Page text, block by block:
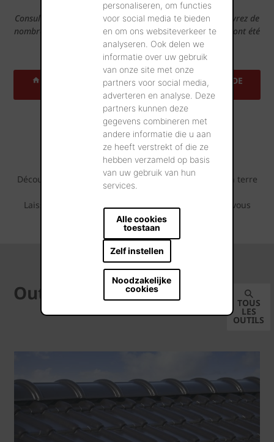
personaliseren, om functies
voor social media te bieden
en om ons websiteverkeer te
analyseren. Ook delen we
informatie over uw gebruik
van onze site met onze
partners voor social media,
adverteren en analyse. Deze
partners kunnen deze
gegevens combineren met
andere informatie die u aan
ze heeft verstrekt of die ze
hebben verzameld op basis
van uw gebruik van hun
services.
Alle cookies
toestaan
Zelf instellen
Noodzakelijke
cookies
construction?
Consultez alors notre outil Maisons Inspirantes et découvrez de
nombreuses maisons de référence dans votre région qui ont été
construites avec cette tuile.
TROUVEZ UNE ADRESSE DE RÉFÉRENCE PRÈS DE
CHEZ VOUS
Projets de référence
inspirants
Découvrez tout ce qui est possible avec cette tuile en terre
cuite.
Laissez-vous inspirer par les séries de photos que vous
pouvez retrouver ci-dessous.
Outils TOUS
LES
OUTILS